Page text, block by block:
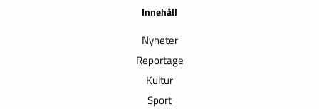
Innehåll
Nyheter
Reportage
Kultur
Sport